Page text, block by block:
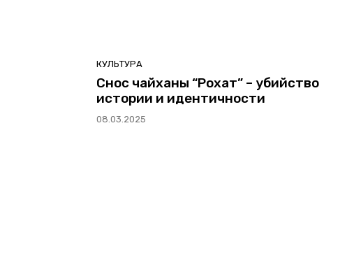
КУЛЬТУРА
Снос чайханы “Рохат” – убийство
истории и идентичности
08.03.2025